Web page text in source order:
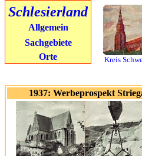
Kreis
Schlesierland
Allgemein
Sachgebiete
Orte
1937: Werbeprospekt